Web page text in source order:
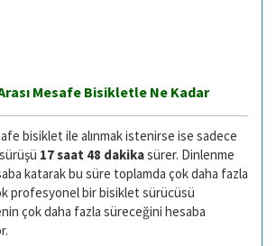
Mesafe Bisikletle Ne Kadar
bisiklet ile alınmak istenirse ise sadece
17 saat 48 dakikasürer. Dinlenme
katarak bu süre toplamda çok daha fazla
profesyonel bir bisiklet sürücüsü
çok daha fazla süreceğini hesaba